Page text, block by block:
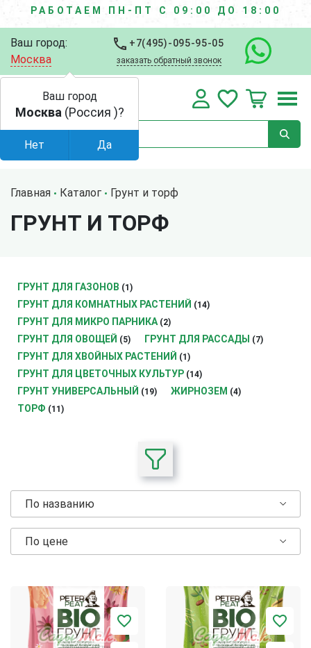
РАБОТАЕМ ПН-ПТ С 09:00 ДО 18:00
Ваш город:
Москва
+7(495)-095-95-05
заказать обратный звонок
Главная Каталог Грунт и торф
ГРУНТ И ТОРФ
ГРУНТ ДЛЯ ГАЗОНОВ (1)
ГРУНТ ДЛЯ КОМНАТНЫХ РАСТЕНИЙ (14)
ГРУНТ ДЛЯ МИКРО ПАРНИКА (2)
ГРУНТ ДЛЯ ОВОЩЕЙ (5) ГРУНТ ДЛЯ РАССАДЫ (7)
ГРУНТ ДЛЯ ХВОЙНЫХ РАСТЕНИЙ (1)
ГРУНТ ДЛЯ ЦВЕТОЧНЫХ КУЛЬТУР (14)
ГРУНТ УНИВЕРСАЛЬНЫЙ (19) ЖИРНОЗЕМ (4)
ТОРФ (11)
По названию
По цене
Ваш город
Москва (Россия )?
Нет Да